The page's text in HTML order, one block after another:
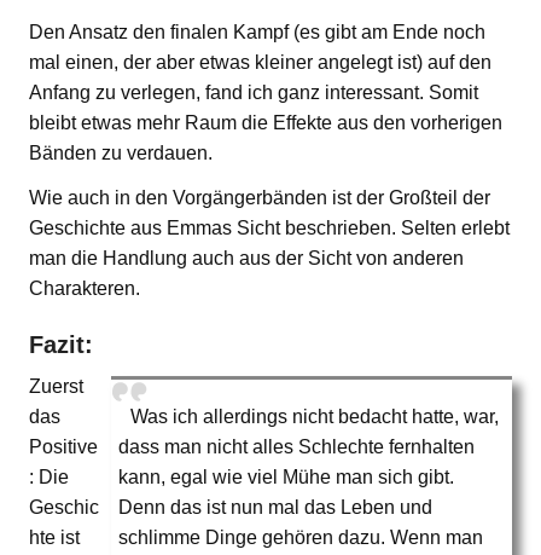
Den Ansatz den finalen Kampf (es gibt am Ende noch
mal einen, der aber etwas kleiner angelegt ist) auf den
Anfang zu verlegen, fand ich ganz interessant. Somit
bleibt etwas mehr Raum die Effekte aus den vorherigen
Bänden zu verdauen.
Wie auch in den Vorgängerbänden ist der Großteil der
Geschichte aus Emmas Sicht beschrieben. Selten erlebt
man die Handlung auch aus der Sicht von anderen
Charakteren.
Fazit:
Was ich allerdings nicht bedacht hatte, war,
dass man nicht alles Schlechte fernhalten
kann, egal wie viel Mühe man sich gibt.
Denn das ist nun mal das Leben und
schlimme Dinge gehören dazu. Wenn man
Zuerst
das
Positive
: Die
Geschic
hte ist